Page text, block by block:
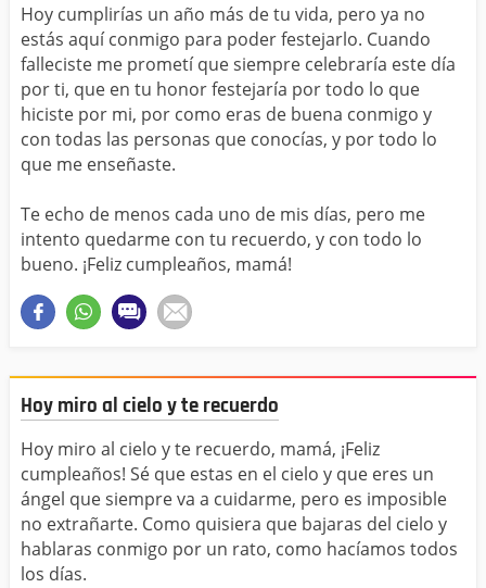
Hoy cumplirías un año más de tu vida, pero ya no
estás aquí conmigo para poder festejarlo. Cuando
falleciste me prometí que siempre celebraría este día
por ti, que en tu honor festejaría por todo lo que
hiciste por mi, por como eras de buena conmigo y
con todas las personas que conocías, y por todo lo
que me enseñaste.
Te echo de menos cada uno de mis días, pero me
intento quedarme con tu recuerdo, y con todo lo
bueno. ¡Feliz cumpleaños, mamá!
Hoy miro al cielo y te recuerdo
Hoy miro al cielo y te recuerdo, mamá, ¡Feliz
cumpleaños! Sé que estas en el cielo y que eres un
ángel que siempre va a cuidarme, pero es imposible
no extrañarte. Como quisiera que bajaras del cielo y
hablaras conmigo por un rato, como hacíamos todos
los días.